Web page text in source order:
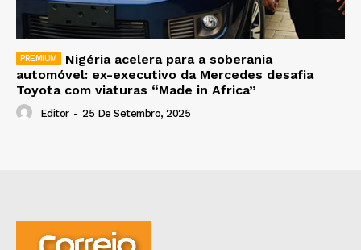
Nigéria acelera para a soberania
automóvel: ex-executivo da Mercedes desafia
Toyota com viaturas “Made in Africa”
Editor - 25 De Setembro, 2025